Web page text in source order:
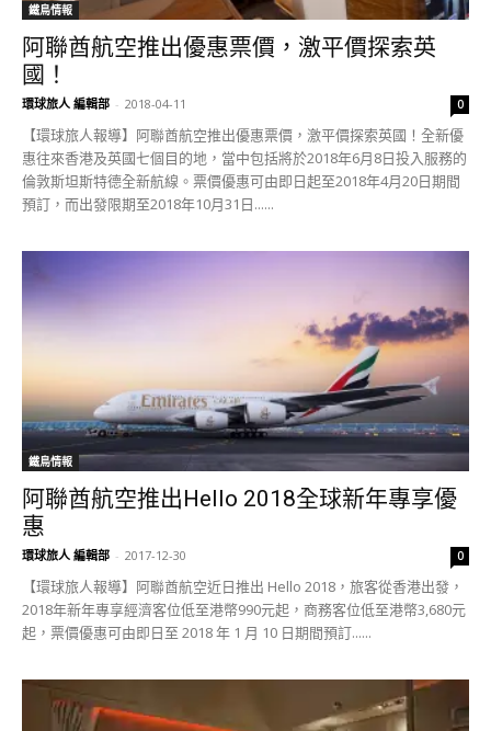
鐵鳥情報
阿聯酋航空推出優惠票價，激平價探索英
國！
環球旅人 編輯部 - 2018-04-11 0
【環球旅人報導】阿聯酋航空推出優惠票價，激平價探索英國！全新優
惠往來香港及英國七個目的地，當中包括將於2018年6月8日投入服務的
倫敦斯坦斯特德全新航線。票價優惠可由即日起至2018年4月20日期間
預訂，而出發限期至2018年10月31日......
鐵鳥情報
阿聯酋航空推出Hello 2018全球新年專享優
惠
環球旅人 編輯部 - 2017-12-30 0
【環球旅人報導】阿聯酋航空近日推出 Hello 2018，旅客從香港出發，
2018年新年專享經濟客位低至港幣990元起，商務客位低至港幣3,680元
起，票價優惠可由即日至 2018 年 1 月 10 日期間預訂......